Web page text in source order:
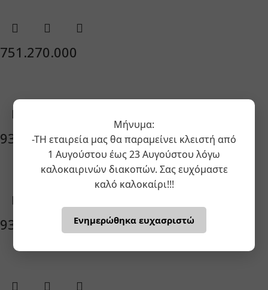
751.270.000
933.240.045
933.240.046
Μήνυμα:
-ΤΗ εταιρεία μας θα παραμείνει κλειστή από
1 Αυγούστου έως 23 Αυγούστου λόγω
καλοκαιρινών διακοπών. Σας ευχόμαστε
καλό καλοκαίρι!!!
Ενημερώθηκα ευχασριστώ